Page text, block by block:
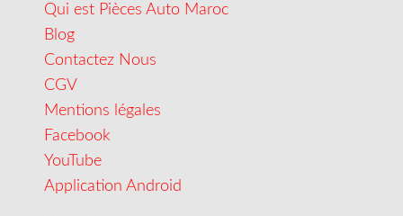
Qui est Pièces Auto Maroc
Blog
Contactez Nous
CGV
Mentions légales
Facebook
YouTube
Application Android